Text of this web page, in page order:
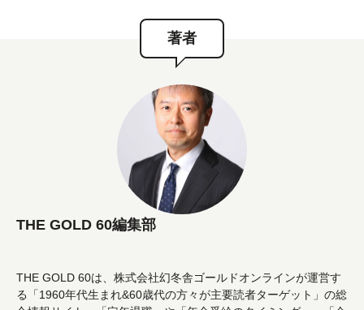
著者
THE GOLD 60編集部
THE GOLD 60は、株式会社幻冬舎ゴールドオンラインが運営す
る「1960年代生まれ&60歳代の方々が主要読者ターゲット」の総